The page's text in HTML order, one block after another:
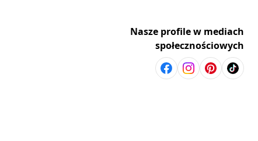
Nasze profile w mediach
społecznościowych